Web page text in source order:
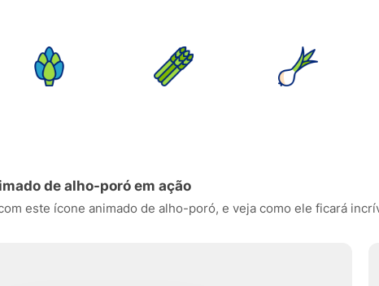
de alho-poró em ação
este ícone animado de alho-poró, e veja como ele ficará